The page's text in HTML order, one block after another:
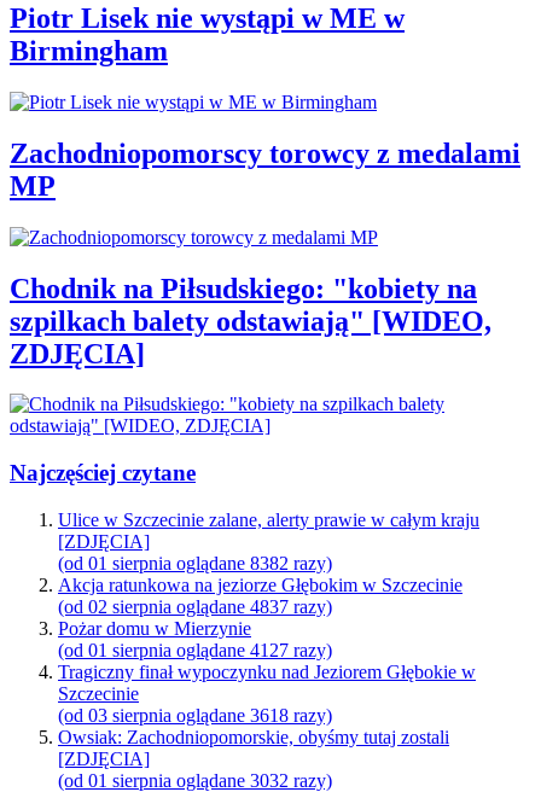
Piotr Lisek nie wystąpi w ME w
Birmingham
Zachodniopomorscy torowcy z medalami
MP
Chodnik na Piłsudskiego: "kobiety na
szpilkach balety odstawiają" [WIDEO,
ZDJĘCIA]
Najczęściej czytane
Ulice w Szczecinie zalane, alerty prawie w całym kraju
[ZDJĘCIA]
(od 01 sierpnia oglądane 8382 razy)
Akcja ratunkowa na jeziorze Głębokim w Szczecinie
(od 02 sierpnia oglądane 4837 razy)
Pożar domu w Mierzynie
(od 01 sierpnia oglądane 4127 razy)
Tragiczny finał wypoczynku nad Jeziorem Głębokie w
Szczecinie
(od 03 sierpnia oglądane 3618 razy)
Owsiak: Zachodniopomorskie, obyśmy tutaj zostali
[ZDJĘCIA]
(od 01 sierpnia oglądane 3032 razy)